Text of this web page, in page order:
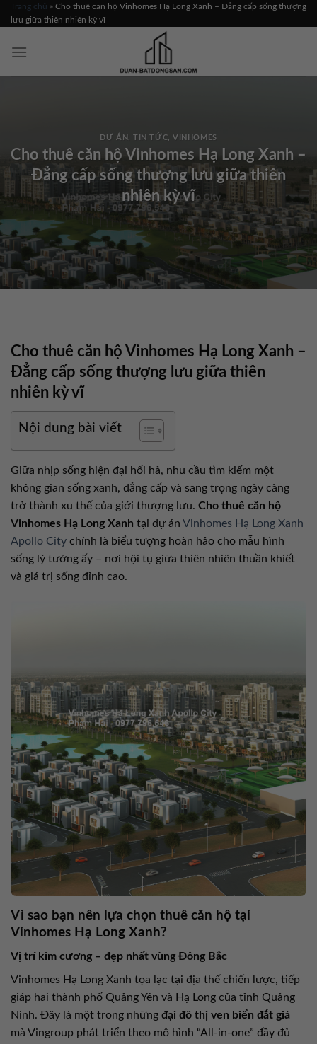
Skip
to
Trang chủ » Cho thuê căn hộ Vinhomes Hạ Long Xanh – Đẳng cấp sống thượng
lưu giữa thiên nhiên kỳ vĩ
DỰ ÁN ,TIN TỨC ,VINHOMES
Cho thuê căn hộ Vinhomes Hạ Long Xanh –
Đẳng cấp sống thượng lưu giữa thiên
nhiên kỳ vĩ
Cho thuê căn hộ Vinhomes Hạ Long Xanh –
Đẳng cấp sống thượng lưu giữa thiên
nhiên kỳ vĩ
Nội dung bài viết
Giữa nhịp sống hiện đại hối hả, nhu cầu tìm kiếm một
không gian sống xanh, đẳng cấp và sang trọng ngày càng
trở thành xu thế của giới thượng lưu. Cho thuê căn hộ
Vinhomes Hạ Long Xanh tại dự án Vinhomes Hạ Long Xanh
Apollo City chính là biểu tượng hoàn hảo cho mẫu hình
sống lý tưởng ấy – nơi hội tụ giữa thiên nhiên thuần khiết
và giá trị sống đỉnh cao.
Vì sao bạn nên lựa chọn thuê căn hộ tại
Vinhomes Hạ Long Xanh?
Vị trí kim cương – đẹp nhất vùng Đông Bắc
Vinhomes Hạ Long Xanh tọa lạc tại địa thế chiến lược, tiếp
giáp hai thành phố Quảng Yên và Hạ Long của tỉnh Quảng
Ninh. Đây là một trong những đại đô thị ven biển đắt giá
mà Vingroup phát triển theo mô hình “All-in-one” đầy đủ